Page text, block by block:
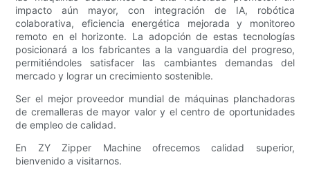
impacto aún mayor, con integración de IA, robótica
colaborativa, eficiencia energética mejorada y monitoreo
remoto en el horizonte. La adopción de estas tecnologías
posicionará a los fabricantes a la vanguardia del progreso,
permitiéndoles satisfacer las cambiantes demandas del
mercado y lograr un crecimiento sostenible.
Ser el mejor proveedor mundial de máquinas planchadoras
de cremalleras de mayor valor y el centro de oportunidades
de empleo de calidad.
En ZY Zipper Machine ofrecemos calidad superior,
bienvenido a visitarnos.